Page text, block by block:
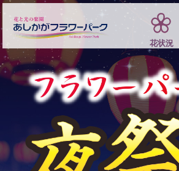
四季
花状況